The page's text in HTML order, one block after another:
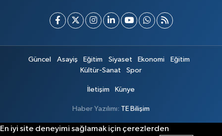
Güncel Asayiş Eğitim Siyaset Ekonomi
Eğitim
Kültür-Sanat
Spor
İletişim Künye
Haber Yazılımı: TE Bilişim
En iyi site deneyimi sağlamak için çerezlerden